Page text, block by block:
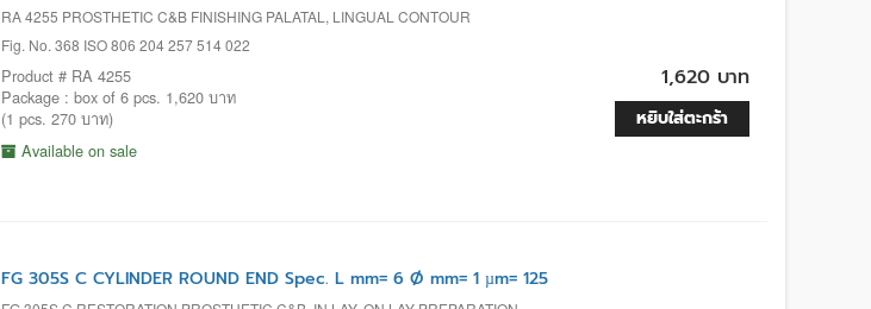
RA 4255 PROSTHETIC C&B FINISHING PALATAL, LINGUAL CONTOUR
Fig. No. 368 ISO 806 204 257 514 022
Product # RA 4255
Package : box of 6 pcs. 1,620 บาท
(1 pcs. 270 บาท)
Available on sale
1,620 บาท
หยิบใส่ตะกร้า
FG 305S C CYLINDER ROUND END Spec. L mm= 6 Ø mm= 1 µm= 125